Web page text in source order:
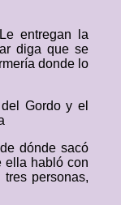
entregan la
diga que se
donde lo
Gordo y el
dónde sacó
ella habló con
personas,